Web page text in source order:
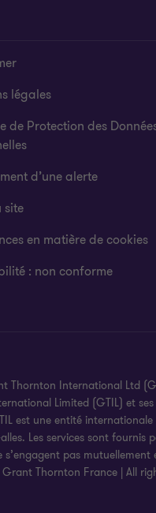
légales
de Protection des
d’une alerte
site
en matière de cookies
: non conforme
International Ltd
Limited (GTIL) et
est une entité
Les services sont fournis
pas
Thornton France | All